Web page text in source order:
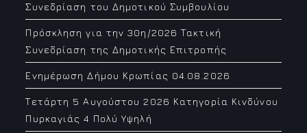
Συνεδρίαση του Δημοτικού Συμβουλίου
Πρόσκληση για την 30η/2026 Τακτική
Συνεδρίαση της Δημοτικής Επιτροπής
Ενημέρωση Δήμου Κρωπίας 04.08.2026
Τετάρτη 5 Αυγούστου 2026 Κατηγορία Κινδύνου
Πυρκαγιάς 4 Πολύ Υψηλή